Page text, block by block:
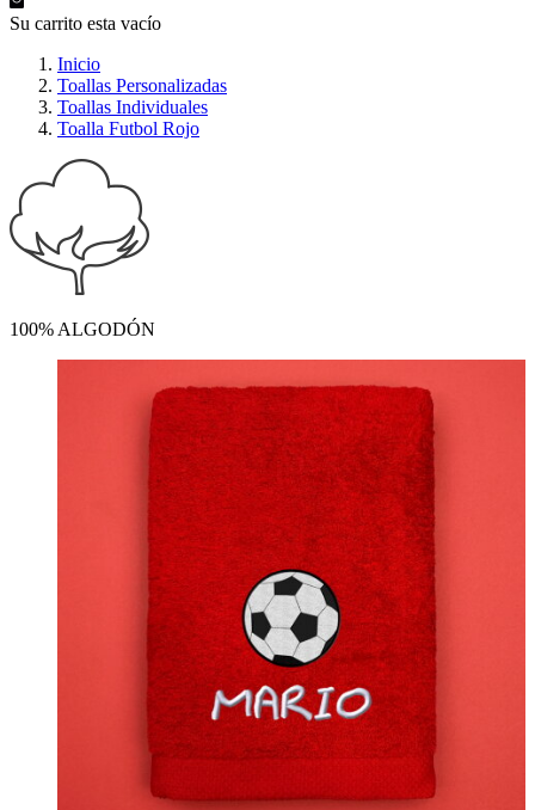
Su carrito esta vacío
Inicio
Toallas Personalizadas
Toallas Individuales
Toalla Futbol Rojo
100% ALGODÓN